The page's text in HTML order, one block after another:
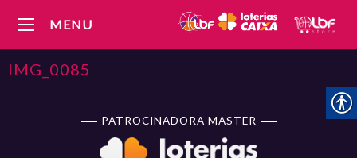
MENU
IMG_0085
PATROCINADORA MASTER